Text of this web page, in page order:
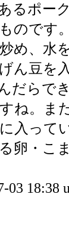
るポー
のです
め、水
ん豆を
だらで
ね。ま
入って
卵・こ
03 18:38